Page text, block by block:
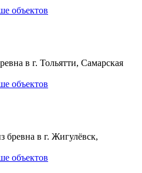
объектов
в г. Тольятти, Самарская
объектов
бревна в г. Жигулёвск,
объектов